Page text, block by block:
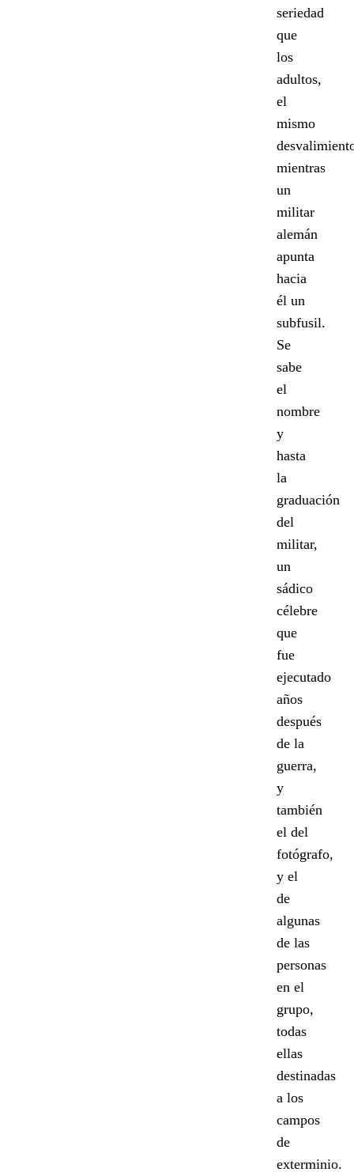
seriedad
que
los
adultos,
el
mismo
mientras
un
militar
alemán
apunta
hacia
él un
subfusil.
Se
sabe
el
nombre
y
hasta
la
graduación
del
militar,
un
sádico
célebre
que
fue
ejecutado
años
después
de la
guerra,
y
también
el del
fotógrafo,
y el
de
algunas
de las
personas
en el
grupo,
todas
ellas
destinadas
a los
campos
de
exterminio.